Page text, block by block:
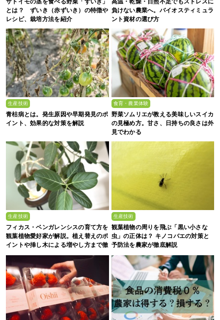
サトイモの茎を食べる野菜「ずいき」
とは？ ずいき（赤ずいき）の特徴や
レシピ、栽培方法を紹介
高温・乾燥・日照不足でもストレスに
負けない農業へ。バイオスティミュラ
ント資材の選び方
生産技術
青枯病とは。発生原因や早期発見のポ
イント、効果的な対策を解説
食育・農業体験
野菜ソムリエが教える美味しいスイカ
の見極め方。甘さ、日持ちの良さは外
見でわかる
生産技術
フィカス・ベンガレンシスの育て方を
観葉植物愛好家が解説。植え替えのポ
イントや挿し木による増やし方まで徹
生産技術
観葉植物の周りを飛ぶ「黒い小さな
虫」の正体は？ キノコバエの対策と
予防法を農家が徹底解説